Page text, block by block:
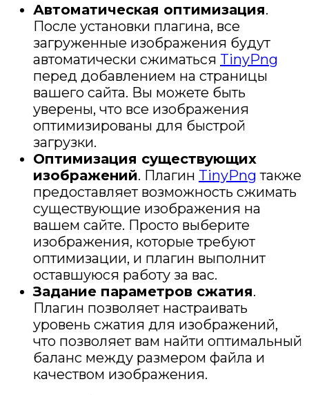
Автоматическая оптимизация.
После установки плагина, все
загруженные изображения будут
автоматически сжиматься TinyPng
перед добавлением на страницы
вашего сайта. Вы можете быть
уверены, что все изображения
оптимизированы для быстрой
загрузки.
Оптимизация существующих
изображений. Плагин TinyPng также
предоставляет возможность сжимать
существующие изображения на
вашем сайте. Просто выберите
изображения, которые требуют
оптимизации, и плагин выполнит
оставшуюся работу за вас.
Задание параметров сжатия.
Плагин позволяет настраивать
уровень сжатия для изображений,
что позволяет вам найти оптимальный
баланс между размером файла и
качеством изображения.